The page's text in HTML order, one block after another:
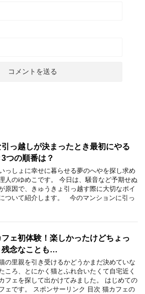
っ越しが決まったとき最初にやる
つの順番は？
っしょに幸せに暮らせる夢のへやを探し求め
人のゆめこです。 今日は、騒音など予期せぬ
原因で、きゅうきょ引っ越す際に大切なポイ
ついて紹介します。 今のマンションに引っ
ェ初体験！楽しかったけどちょっ
残念なことも…
の里親を引き受けるかどうかまだ決めていな
ころ、とにかく猫とふれ合いたくて自宅近く
フェを探して出かけてみました。 はじめての
ェです。 スポンサーリンク 目次 猫カフェの